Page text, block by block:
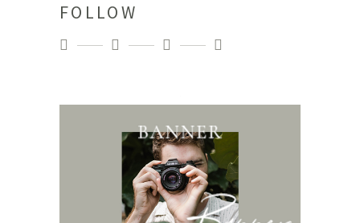
FOLLOW